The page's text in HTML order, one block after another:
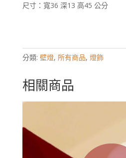
尺寸：寬36 深13 高45 公分
分類: 壁燈, 所有商品, 燈飾
相關商品